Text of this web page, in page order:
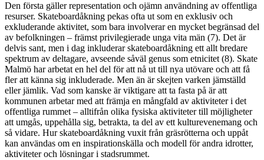
Den första gäller representation och ojämn användning av offentliga
resurser. Skateboardåkning pekas ofta ut som en exklusiv och
exkluderande aktivitet, som bara involverar en mycket begränsad del
av befolkningen – främst privilegierade unga vita män (7). Det är
delvis sant, men i dag inkluderar skateboardåkning ett allt bredare
spektrum av deltagare, avseende såväl genus som etnicitet (8). Skate
Malmö har arbetat en hel del för att nå ut till nya utövare och att få
fler att känna sig inkluderade. Men än är skejten varken jämställd
eller jämlik. Vad som kanske är viktigare att ta fasta på är att
kommunen arbetar med att främja en mångfald av aktiviteter i det
offentliga rummet – alltifrån olika fysiska aktiviteter till möjligheter
att umgås, uppehålla sig, betrakta, ta del av ett kulturevenemang och
så vidare. Hur skateboardåkning vuxit från gräsrötterna och uppåt
kan användas om en inspirationskälla och modell för andra idrotter,
aktiviteter och lösningar i stadsrummet.